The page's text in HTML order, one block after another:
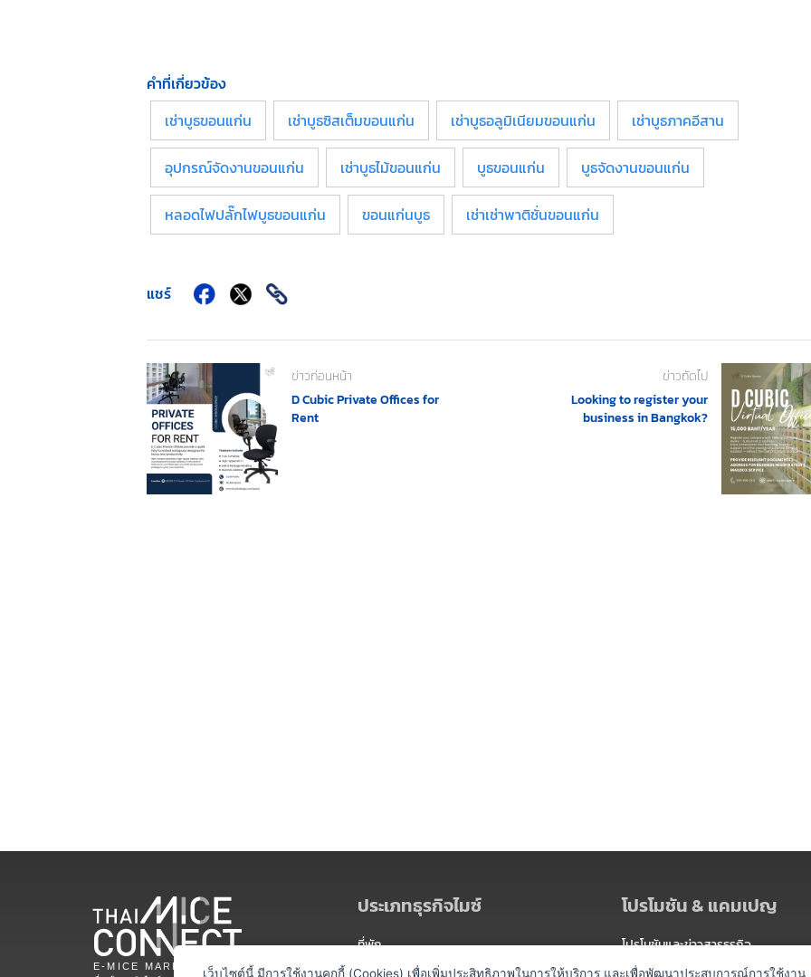
คำที่เกี่ยวข้อง
เช่าบูธขอนแก่น
เช่าบูธซิสเต็มขอนแก่น เช่าบูธอลูมิเนียมขอนแก่น เช่าบูธภาคอีสาน
อุปกรณ์จัดงานขอนแก่น เช่าบูธไม้ขอนแก่น บูธขอนแก่น บูธจัดงานขอนแก่น
หลอดไฟปลั๊กไฟบูธขอนแก่น ขอนแก่นบูธ เช่าเช่าพาติชั่นขอนแก่น
แชร์
ข่าวก่อนหน้า
D Cubic Private Offices for
Rent
ข่าวถัดไป
Looking to register your
business in Bangkok?
ประเภทธุรกิจไมซ์
ที่พัก
โปรโมชัน & แคมเปญ
โปรโมชันและข่าวสารธุรกิจ
เว็บไซต์นี้ มีการใช้งานคุกกี้ (Cookies) เพื่อเพิ่มประสิทธิภาพในการให้บริการ และเพื่อพัฒนาประสบการณ์การใช้งาน